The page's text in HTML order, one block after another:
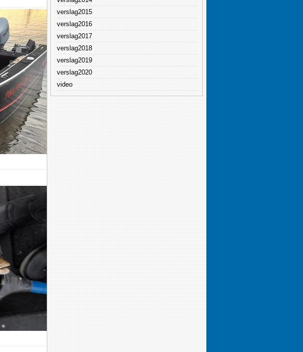
verslag2015
verslag2016
verslag2017
verslag2018
verslag2019
verslag2020
video